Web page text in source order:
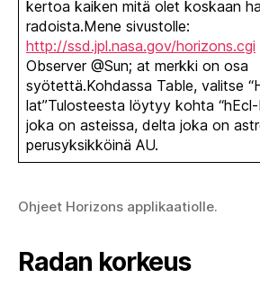
kertoa kaiken mitä olet koskaan
radoista.Mene sivustolle:
http://ssd.jpl.nasa.gov/horizons.cgi
Observer @Sun; at merkki on osa
syötettä.Kohdassa Table, valitse
lat”Tulosteesta löytyy kohta “hEcl-
joka on asteissa, delta joka on
perusyksikköinä AU.
Ohjeet Horizons applikaatiolle.
Radan korkeus